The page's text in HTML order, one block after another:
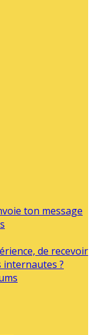
ton message
de recevoir
internautes ?